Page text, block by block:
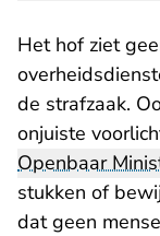
Het hof ziet
de strafzaak.
onjuiste
Openbaar
stukken of
dat geen